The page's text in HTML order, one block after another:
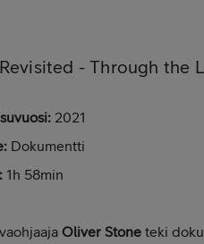
- Through the
2021
Dokumentti
1h 58min
Oliver Stone teki